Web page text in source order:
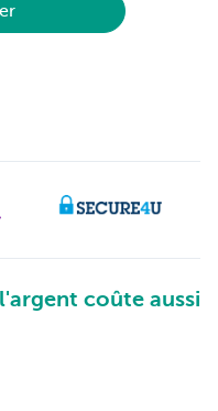
coûte aussi